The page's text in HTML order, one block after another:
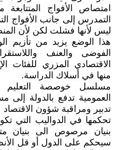
امتصاص الأفواج
التمدرس إلى جانب الأفواج
ليس لأنها فشلت لكن لأن
هذا الوضع يزيد من تأزيم
الفوضى والعنف
الاقتصادي المزري للفئات
منها في أسلاك الدراسة.
مسلسل خوصصة التعليم
العمومية تدفع بالدولة
تدبير ومراقبة شؤون الاقتصاد
تحكمها في الدواليب التي
بنيان مرصوص الى بنيان
سيحكم على الدول أو قل